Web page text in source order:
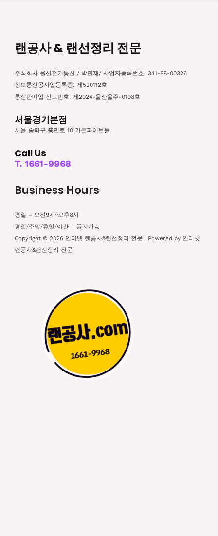
랜공사 & 랜선정리 전문
주식회사 울산전기통신 / 박민재/ 사업자등록번호: 341-88-00326
정보통신공사업등록증: 제520112호
통신판매업 신고번호: 제2024-울산울주-0198호
서울경기본점
서울 송파구 충민로 10 가든파이브툴
Call Us
T. 1661-9968
Business Hours
평일 – 오전9시~오후8시
평일/주말/휴일/야간 – 공사가능
Copyright © 2026 인터넷 랜공사&랜선정리 전문 | Powered by 인터넷
랜공사&랜선정리 전문